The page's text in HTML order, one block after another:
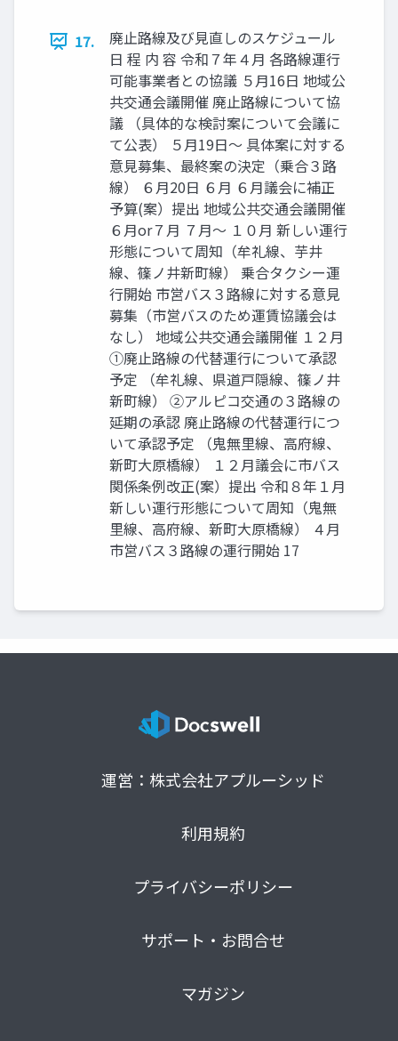
17.
廃止路線及び見直しのスケジュール
日 程 内 容 令和７年４月 各路線運行
可能事業者との協議 ５月16日 地域公
共交通会議開催 廃止路線について協
議 （具体的な検討案について会議に
て公表） ５月19日～ 具体案に対する
意見募集、最終案の決定（乗合３路
線） ６月20日 ６月 ６月議会に補正
予算(案）提出 地域公共交通会議開催
６月or７月 ７月～ １０月 新しい運行
形態について周知（牟礼線、芋井
線、篠ノ井新町線） 乗合タクシー運
行開始 市営バス３路線に対する意見
募集（市営バスのため運賃協議会は
なし） 地域公共交通会議開催 １２月
①廃止路線の代替運行について承認
予定 （牟礼線、県道戸隠線、篠ノ井
新町線） ②アルピコ交通の３路線の
延期の承認 廃止路線の代替運行につ
いて承認予定 （鬼無里線、高府線、
新町大原橋線） １２月議会に市バス
関係条例改正(案）提出 令和８年１月
新しい運行形態について周知（鬼無
里線、高府線、新町大原橋線） ４月
市営バス３路線の運行開始 17
運営：株式会社アプルーシッド
利用規約
プライバシーポリシー
サポート・お問合せ
マガジン